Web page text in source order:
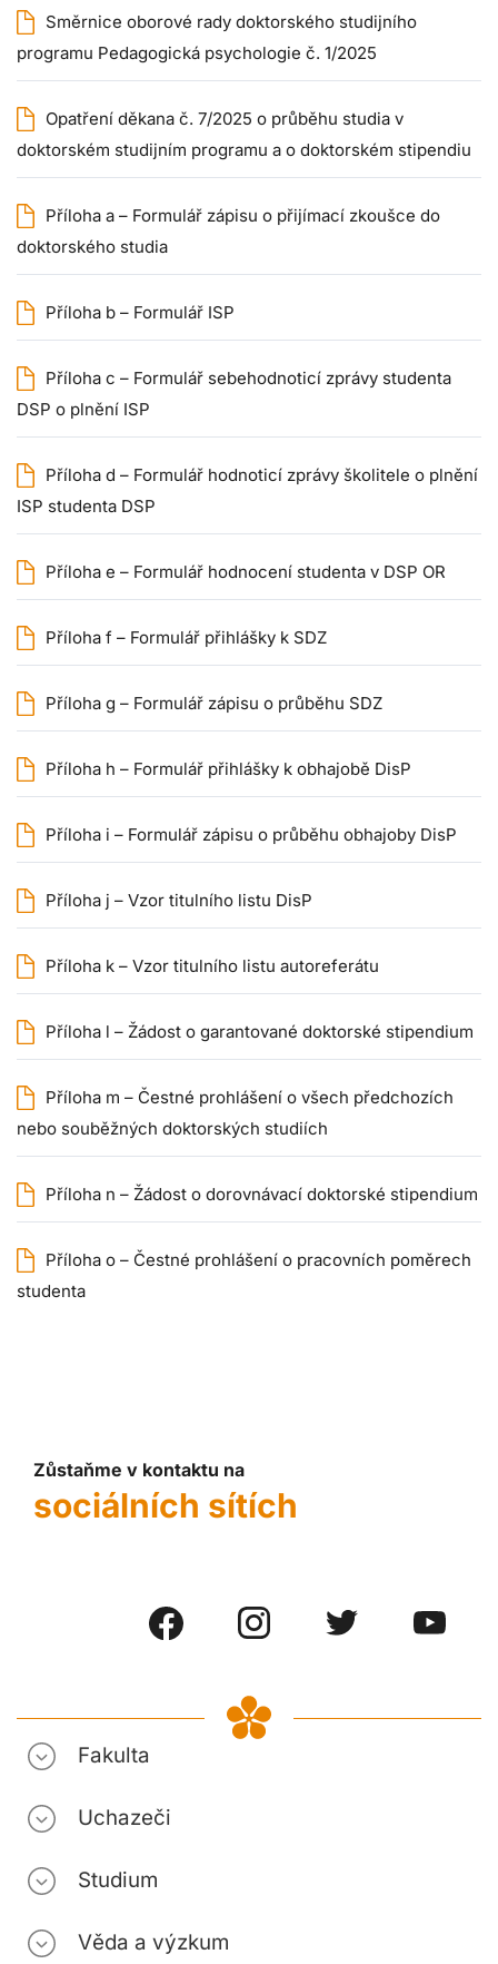
Směrnice oborové rady doktorského studijního
programu Pedagogická psychologie č. 1/2025
Opatření děkana č. 7/2025 o průběhu studia v
doktorském studijním programu a o doktorském stipendiu
Příloha a – Formulář zápisu o přijímací zkoušce do
doktorského studia
Příloha b – Formulář ISP
Příloha c – Formulář sebehodnoticí zprávy studenta
DSP o plnění ISP
Příloha d – Formulář hodnoticí zprávy školitele o plnění
ISP studenta DSP
Příloha e – Formulář hodnocení studenta v DSP OR
Příloha f – Formulář přihlášky k SDZ
Příloha g – Formulář zápisu o průběhu SDZ
Příloha h – Formulář přihlášky k obhajobě DisP
Příloha i – Formulář zápisu o průběhu obhajoby DisP
Příloha j – Vzor titulního listu DisP
Příloha k – Vzor titulního listu autoreferátu
Příloha l – Žádost o garantované doktorské stipendium
Příloha m – Čestné prohlášení o všech předchozích
nebo souběžných doktorských studiích
Příloha n – Žádost o dorovnávací doktorské stipendium
Příloha o – Čestné prohlášení o pracovních poměrech
studenta
Zůstaňme v kontaktu na
sociálních sítích
Fakulta
Uchazeči
Studium
Věda a výzkum